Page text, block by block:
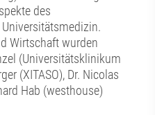
des
Wirtschaft wurden
(Universitätsklinikum
(XITASO), Dr. Nicolas
Hab (westhouse)